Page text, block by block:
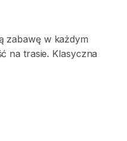
zabawę w każdym
na trasie. Klasyczna